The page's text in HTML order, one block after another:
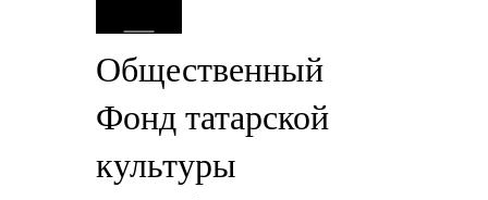
Общественный
Фонд татарской
культуры